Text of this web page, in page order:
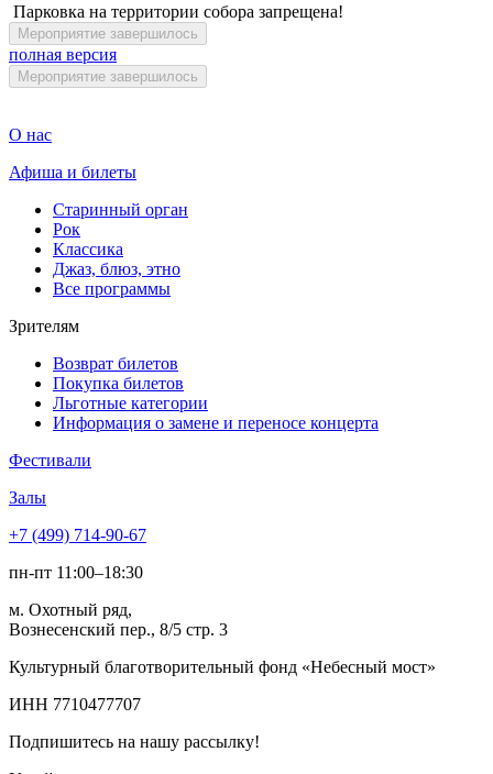
Парковка на территории собора запрещена!
Мероприятие завершилось
полная версия
Мероприятие завершилось
О нас
Афиша и билеты
Старинный орган
Рок
Классика
Джаз, блюз, этно
Все программы
Зрителям
Возврат билетов
Покупка билетов
Льготные категории
Информация о замене и переносе концерта
Фестивали
Залы
+7 (499) 714-90-67
пн-пт 11:00–18:30
м. Охотный ряд,
Вознесенский пер., 8/5 стр. 3
Культурный благотворительный фонд «Небесный мост»
ИНН 7710477707
Подпишитесь на нашу рассылку!